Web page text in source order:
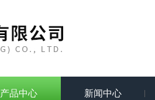
产品中心 新闻中心